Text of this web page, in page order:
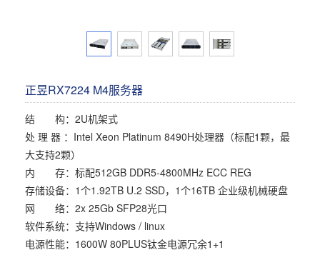
正昱RX7224 M4服务器
结 构：2U机架式
处 理 器 ：Intel Xeon Platinum 8490H处理器（标配1颗，最
大支持2颗）
内 存：标配512GB DDR5-4800MHz ECC REG
存储设备：1个1.92TB U.2 SSD，1个16TB 企业级机械硬盘
网 络：2x 25Gb SFP28光口
软件系统：支持Windows / linux
电源性能：1600W 80PLUS钛金电源冗余1+1